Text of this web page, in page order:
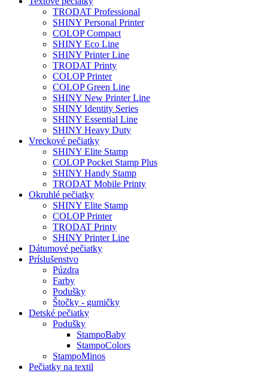
TRODAT Professional
SHINY Personal Printer
COLOP Compact
SHINY Eco Line
SHINY Printer Line
TRODAT Printy
COLOP Printer
COLOP Green Line
SHINY New Printer Line
SHINY Identity Series
SHINY Essential Line
SHINY Heavy Duty
Vreckové pečiatky
SHINY Elite Stamp
COLOP Pocket Stamp Plus
SHINY Handy Stamp
TRODAT Mobile Printy
Okruhlé pečiatky
SHINY Elite Stamp
COLOP Printer
TRODAT Printy
SHINY Printer Line
Dátumové pečiatky
Príslušenstvo
Púzdra
Farby
Podušky
Štočky - gumičky
Detské pečiatky
Podušky
StampoBaby
StampoColors
StampoMinos
Pečiatky na textil